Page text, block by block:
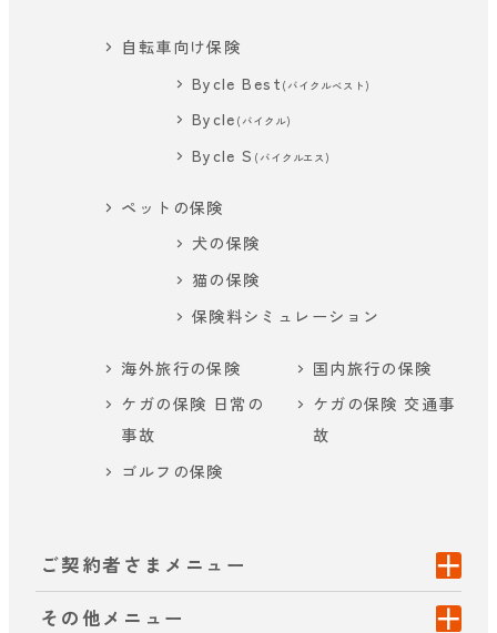
自転車向け保険
Bycle Best (バイクルベスト)
Bycle (バイクル)
Bycle S (バイクルエス)
ペットの保険
犬の保険
猫の保険
保険料シミュレーション
海外旅行の保険
国内旅行の保険
ケガの保険 日常の
事故
ケガの保険 交通事
故
ゴルフの保険
ご契約者さまメニュー
その他メニュー